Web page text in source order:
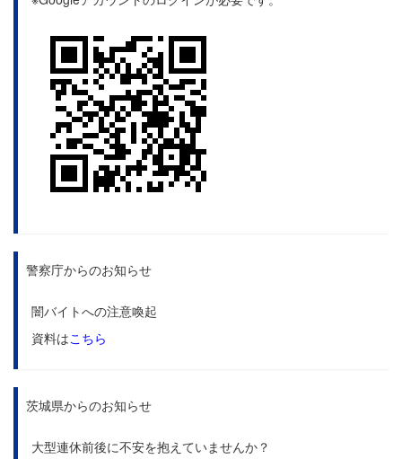
警察庁からのお知らせ
闇バイトへの注意喚起
資料はこちら
茨城県からのお知らせ
大型連休前後に不安を抱えていませんか？